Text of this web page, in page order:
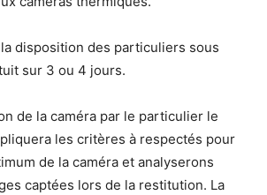
disposition des particuliers sous
sur 3 ou 4 jours.
de la caméra par le particulier le
les critères à respectés pour
de la caméra et analyserons
captées lors de la restitution. La